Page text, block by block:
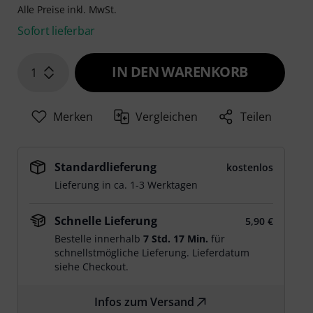
Alle Preise inkl. MwSt.
Sofort lieferbar
1 IN DEN WARENKORB
Merken Vergleichen Teilen
Standardlieferung
kostenlos
Lieferung in ca. 1-3 Werktagen
Schnelle Lieferung
5,90 €
Bestelle innerhalb7 Std. 17 Min. für
schnellstmögliche Lieferung. Lieferdatum
siehe Checkout.
Infos zum Versand